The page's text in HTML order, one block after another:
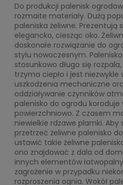
Do produkcji palenisk
rozmaite materiały. Dużą
paleniska żeliwne. Prezentują
elegancko, ciesząc oko.
doskonałe rozwiązanie do
stylu nowoczesnym.
stosunkowo długo się
trzyma ciepło i jest
uszkodzenia mechaniczne
oddziaływanie czynników
palenisko do ogrodu koroduje
powierzchniowo. Z czasem
niewielkie rdzawe plamki.
przetrzeć żeliwne palenisko
ustawić takie żeliwne
ono znajdować z dala od
innych elementów
zagrożenie w przypadku
rozproszenia ognia. Wokół